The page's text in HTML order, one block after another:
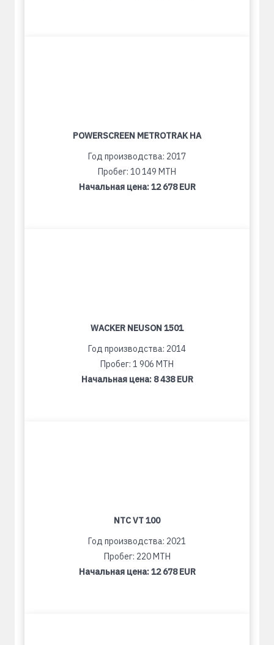
POWERSCREEN METROTRAK HA
Год производства: 2017
Пробег: 10 149 MTH
Начальная цена:12 678 EUR
WACKER NEUSON 1501
Год производства: 2014
Пробег: 1 906 MTH
Начальная цена: 8 438 EUR
NTC VT 100
Год производства: 2021
Пробег: 220 MTH
Начальная цена:12 678 EUR